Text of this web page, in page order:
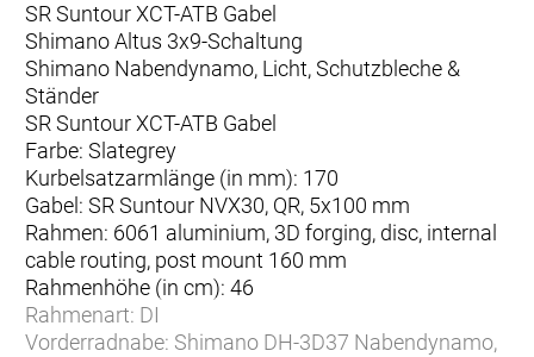
SR Suntour XCT-ATB Gabel
Shimano Altus 3x9-Schaltung
Shimano Nabendynamo, Licht, Schutzbleche &
Ständer
SR Suntour XCT-ATB Gabel
Farbe: Slategrey
Kurbelsatzarmlänge (in mm): 170
Gabel: SR Suntour NVX30, QR, 5x100 mm
Rahmen: 6061 aluminium, 3D forging, disc, internal
cable routing, post mount 160 mm
Rahmenhöhe (in cm): 46
Rahmenart: DI
Vorderradnabe: Shimano DH-3D37 Nabendynamo,